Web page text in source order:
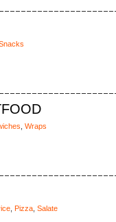
Wraps
Pizza Salate